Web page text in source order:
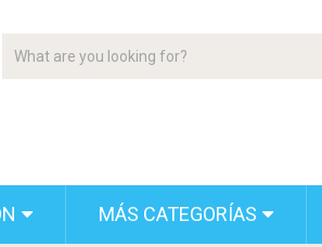
MÁS CATEGORÍAS